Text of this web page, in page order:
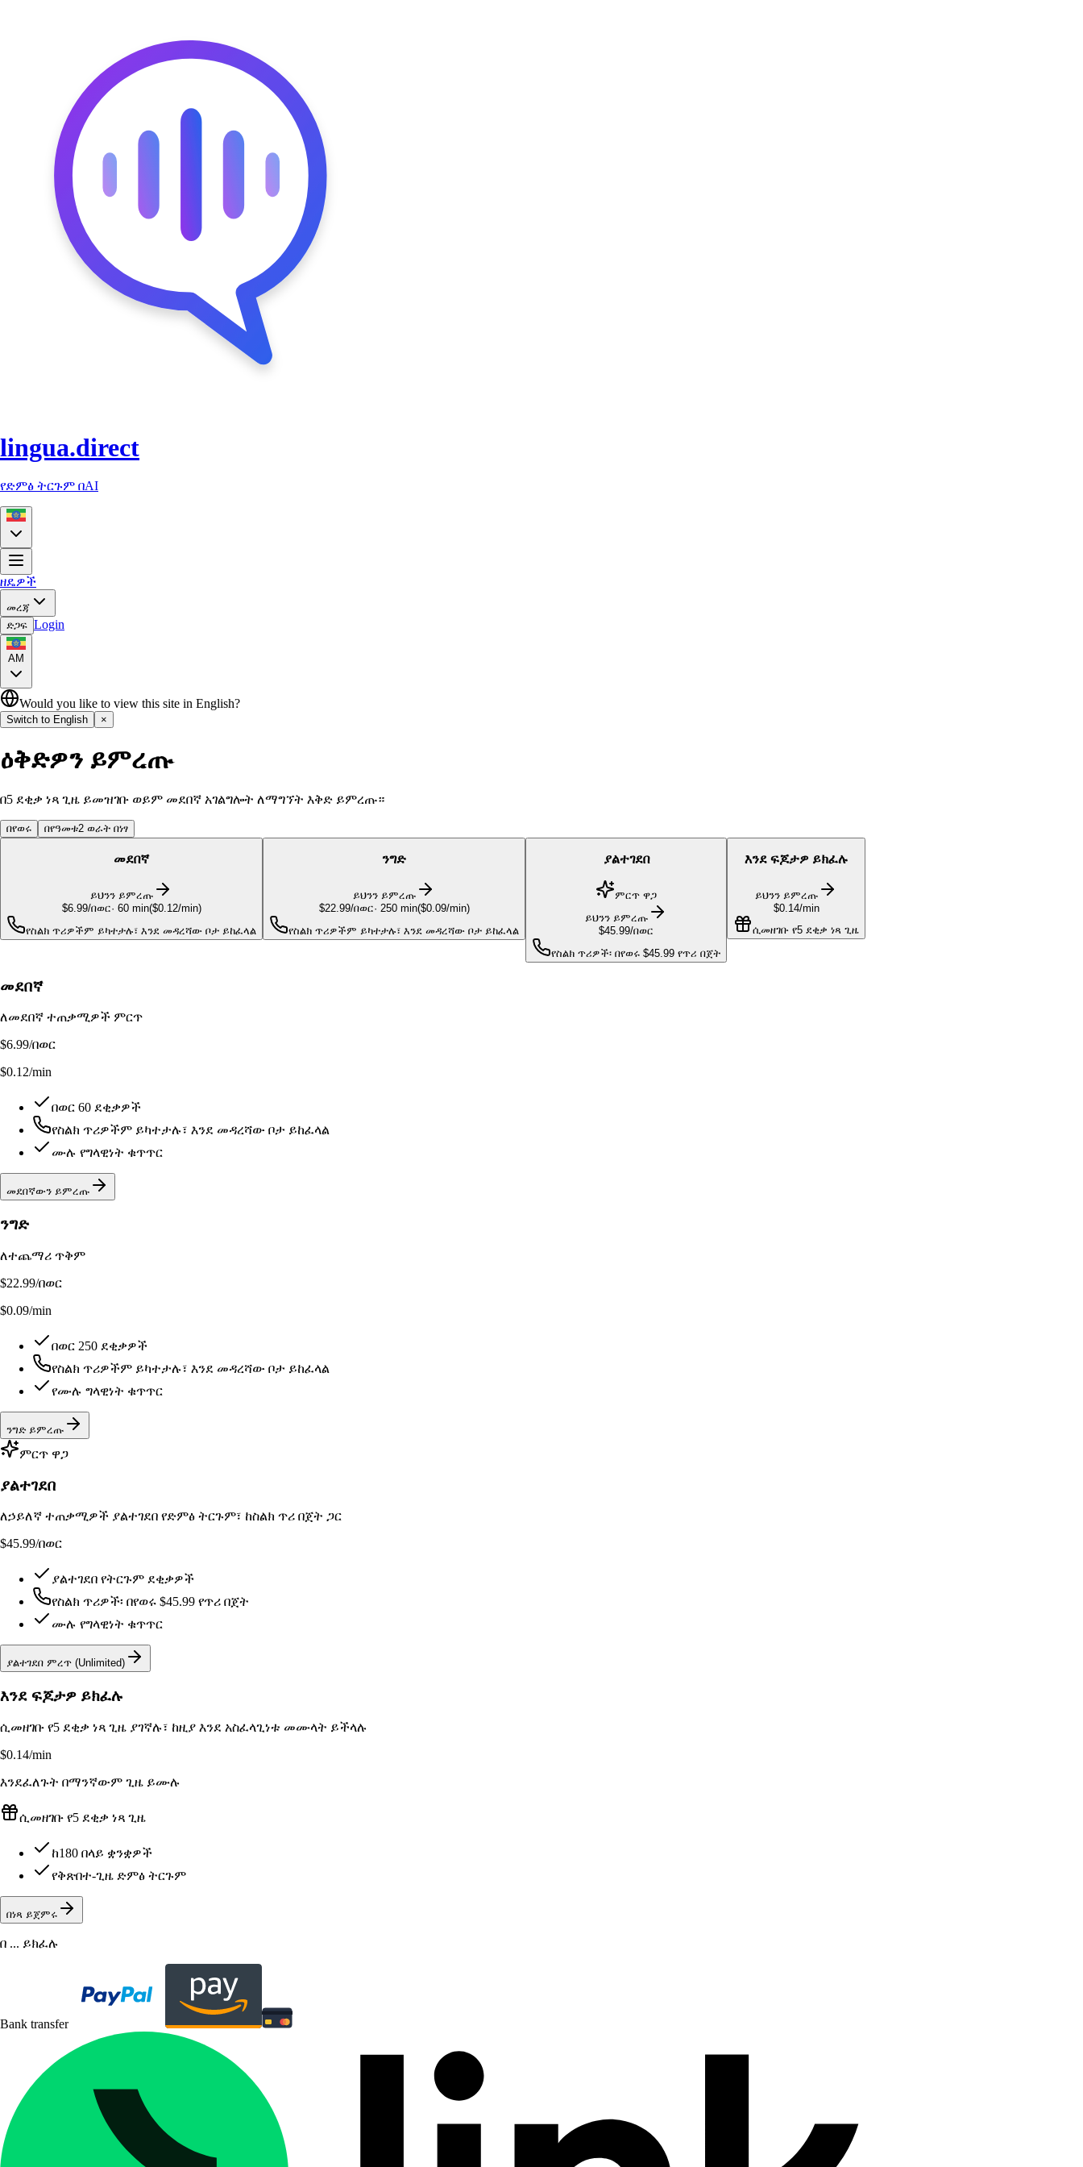
lingua.direct
የድምፅ ትርጉም በAI
ዘዴዎች
መረጃ
ድጋፍ Login
AM
Would you like to view this site in English?
Switch to English ×
ዕቅድዎን ይምረጡ
በ5 ደቂቃ ነጻ ጊዜ ይመዝገቡ ወይም መደበኛ አገልግሎት ለማግኘት እቅድ ይምረጡ።
በየወሩ በየዓመቱ2 ወራት በነፃ
መደበኛ
ይህንን ይምረጡ
$6.99/በወር· 60min($0.12/min)
የስልክ ጥሪዎችም ይካተታሉ፣ እንደ መዳረሻው ቦታ ይከፈላል
ንግድ
ይህንን ይምረጡ
$22.99/በወር· 250min($0.09/min)
የስልክ ጥሪዎችም ይካተታሉ፣ እንደ መዳረሻው ቦታ ይከፈላል
ያልተገደበ
ምርጥ ዋጋ
ይህንን ይምረጡ
$45.99/በወር
የስልክ ጥሪዎች፡ በየወሩ $45.99 የጥሪ በጀት
እንደ ፍጆታዎ ይክፈሉ
ይህንን ይምረጡ
$0.14/min
ሲመዘገቡ የ5 ደቂቃ ነጻ ጊዜ
መደበኛ
ለመደበኛ ተጠቃሚዎች ምርጥ
$6.99/በወር
$0.12/min
በወር 60 ደቂቃዎች
የስልክ ጥሪዎችም ይካተታሉ፣ እንደ መዳረሻው ቦታ ይከፈላል
ሙሉ የግላዊነት ቁጥጥር
መደበኛውን ይምረጡ
ንግድ
ለተጨማሪ ጥቅም
$22.99/በወር
$0.09/min
በወር 250 ደቂቃዎች
የስልክ ጥሪዎችም ይካተታሉ፣ እንደ መዳረሻው ቦታ ይከፈላል
የሙሉ ግላዊነት ቁጥጥር
ንግድ ይምረጡ
ምርጥ ዋጋ
ያልተገደበ
ለኃይለኛ ተጠቃሚዎች ያልተገደበ የድምፅ ትርጉም፣ ከስልክ ጥሪ በጀት ጋር
$45.99/በወር
ያልተገደበ የትርጉም ደቂቃዎች
የስልክ ጥሪዎች፡ በየወሩ $45.99 የጥሪ በጀት
ሙሉ የግላዊነት ቁጥጥር
ያልተገደበ ምረጥ (Unlimited)
እንደ ፍጆታዎ ይክፈሉ
ሲመዘገቡ የ5 ደቂቃ ነጻ ጊዜ ያገኛሉ፣ ከዚያ እንደ አስፈላጊነቱ መሙላት ይችላሉ
$0.14/min
እንደፈለጉት በማንኛውም ጊዜ ይሙሉ
ሲመዘገቡ የ5 ደቂቃ ነጻ ጊዜ
ከ180 በላይ ቋንቋዎች
የቅጽበተ-ጊዜ ድምፅ ትርጉም
በነጻ ይጀምሩ
በ ... ይክፈሉ
Bank transfer